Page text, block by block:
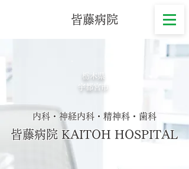
皆藤病院
栃木県
宇都宮市
内科・神経内科・精神科・歯科
皆藤病院 KAITOH HOSPITAL